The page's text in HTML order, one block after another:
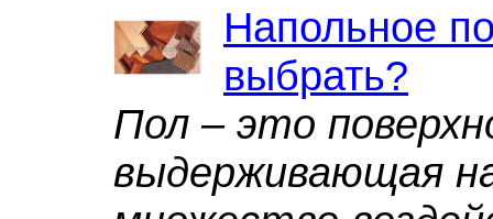
Напольное
выбрать?
Пол – это
выдерживающая